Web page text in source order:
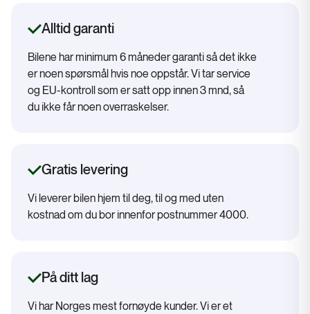
Alltid garanti
Bilene har minimum 6 måneder garanti så det ikke
er noen spørsmål hvis noe oppstår. Vi tar service
og EU-kontroll som er satt opp innen 3 mnd, så
du ikke får noen overraskelser.
Gratis levering
Vi leverer bilen hjem til deg, til og med uten
kostnad om du bor innenfor postnummer 4000.
På ditt lag
Vi har Norges mest fornøyde kunder. Vi er et